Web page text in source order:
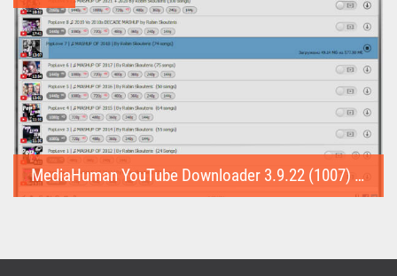
MediaHuman YouTube Downloader 3.9.22 (1007) (Repack & Portable)